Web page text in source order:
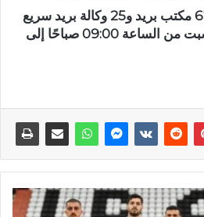
وأضاف المصدر ذاته أن 67 مكتب بريد و25 وكالة بريد سريع
ستواصل نشاطها أيام السبت من الساعة 09:00 صباحًا إلى